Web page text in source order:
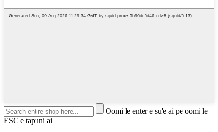
Oomi le enter e su'e ai pe oomi le
ESC e tapuni ai